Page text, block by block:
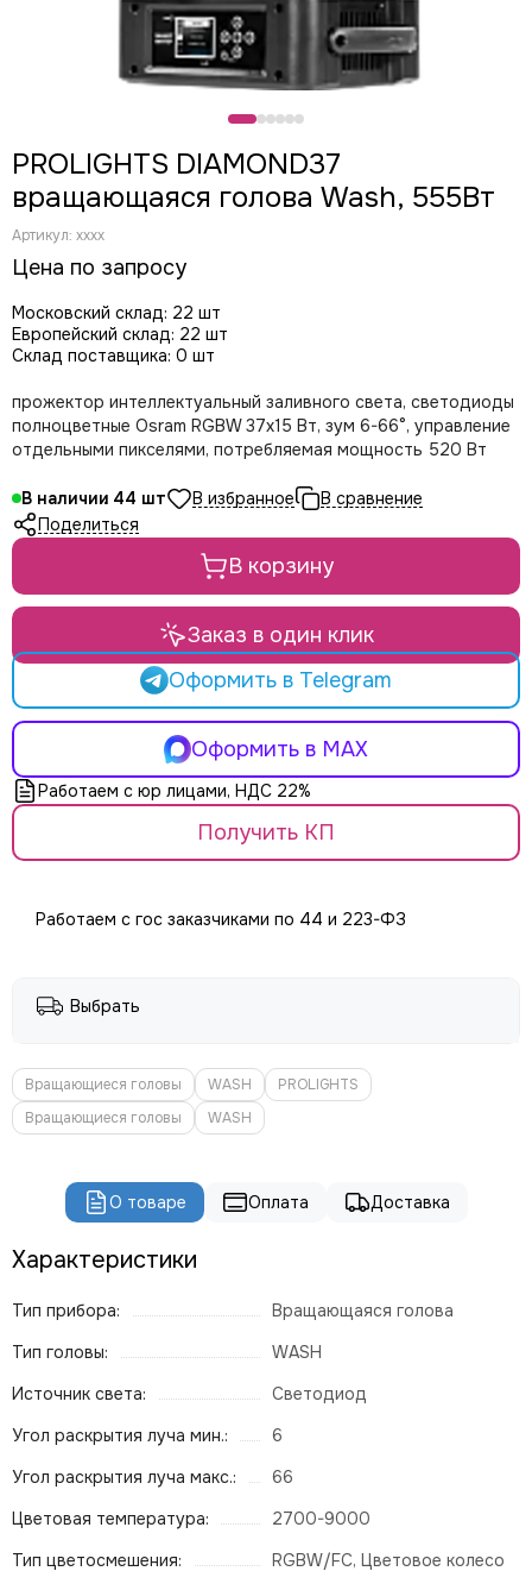
Color Imagination
DJ POWER
Fine ART
Elation
ETC
EuroDj
EXE TECHNOLOGY (LITEC)
Global Effects
High End Systems
I LIGHTING
JB LIGHTING
LE MAITRE
LightCraft
Light Union
Look Solutions
LevelUp цепные тали
Magmatic FX
Philips
PoleStar
ROBE
PROLIGHTS
PROLYTE
ShowLight
Silver Star
SmokeGENIE
SMOKE FACTORY
STAGE4
Stagemaker
Tarboc
YODN
ЯRILO Pro
СТРОЙЦИРК
PROLIGHTS DIAMOND37
вращающаяся голова Wash, 555Вт
Артикул: xxxx
Цена по запросу
Московский склад: 22 шт
Европейский склад: 22 шт
Склад поставщика: 0 шт
прожектор интеллектуальный заливного света, светодиоды
полноцветные Osram RGBW 37x15 Вт, зум 6-66°, управление
отдельными пикселями, потребляемая мощность 520 Вт
В наличии 44
Поделиться
В корзину
Заказ в один клик
Оформить в Telegram
Оформить в MAX
Работаем с юр лицами, НДС 22%
Получить КП
Работаем с гос заказчиками по 44 и 223-ФЗ
Выбрать
Вращающиеся головы WASH
PROLIGHTS
Вращающиеся головы
WASH
О товаре Оплата Доставка
Характеристики
Тип прибора:
Вращающаяся голова
Тип головы:
WASH
Источник света:
Светодиод
Угол раскрытия луча мин.:
6
Угол раскрытия луча макс.:
66
Цветовая температура:
2700-9000
Тип цветосмешения:
RGBW/FC, Цветовое колесо